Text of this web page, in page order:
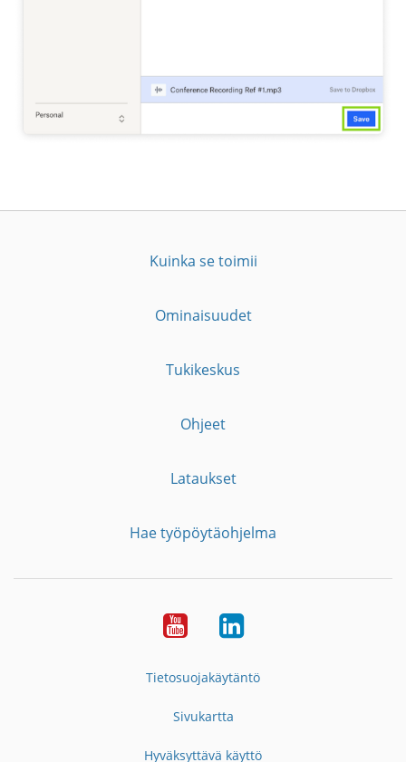
Kuinka se toimii
Ominaisuudet
Tukikeskus
Ohjeet
Lataukset
Hae työpöytäohjelma
YouTubeLinkedIn
Tietosuojakäytäntö
Sivukartta
Hyväksyttävä käyttö